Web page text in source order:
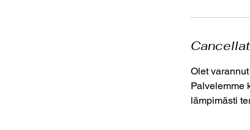
Olet
Palvelemme
lämpimästi